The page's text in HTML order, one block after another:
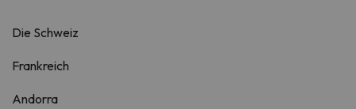
Die Schweiz
Frankreich
Andorra